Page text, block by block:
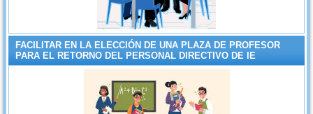
FACILITAR EN LA ELECCIÓN DE UNA PLAZA DE PROFESOR
PARA EL RETORNO DEL PERSONAL DIRECTIVO DE IE